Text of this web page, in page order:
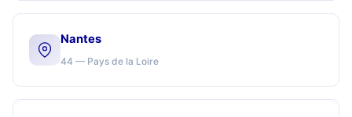
Nantes
44 — Pays de la Loire